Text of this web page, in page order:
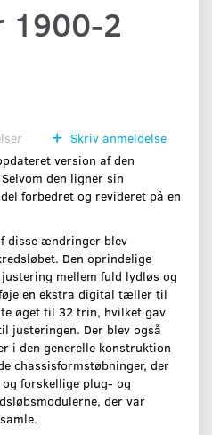
1900-2
Skriv anmeldelse
version af den
den ligner sin
forbedret og revideret på en
disse ændringer blev
Den oprindelige
mellem fuld lydløs og
en ekstra digital tæller til
øget til 32 trin, hvilket gav
justeringen. Der blev også
i den generelle konstruktion
chassisformstøbninger, der
forskellige plug- og
der var